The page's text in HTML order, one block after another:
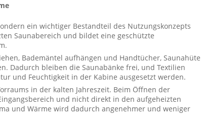
ein wichtiger Bestandteil des Nutzungskonzepts
Saunabereich und bildet eine geschützte
Bademäntel aufhängen und Handtücher, Saunahüte
Dadurch bleiben die Saunabänke frei, und Textilien
und Feuchtigkeit in der Kabine ausgesetzt werden.
in der kalten Jahreszeit. Beim Öffnen der
und nicht direkt in den aufgeheizten
und Wärme wird dadurch angenehmer und weniger